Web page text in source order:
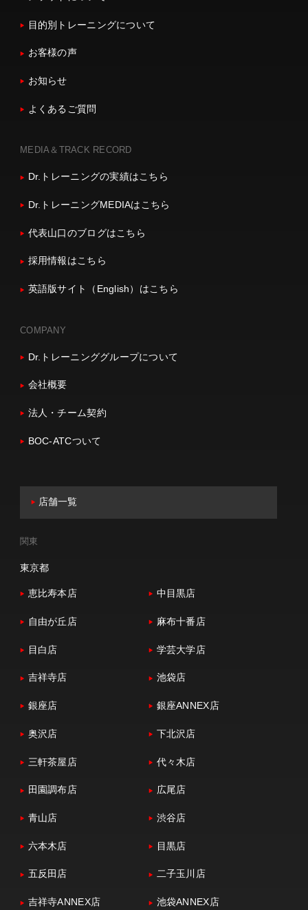
目的別トレーニングについて
お客様の声
お知らせ
よくあるご質問
MEDIA＆TRACK RECORD
Dr.トレーニングの実績はこちら
Dr.トレーニングMEDIAはこちら
代表山口のブログはこちら
採用情報はこちら
英語版サイト（English）はこちら
COMPANY
Dr.トレーニンググループについて
会社概要
法人・チーム契約
BOC-ATCついて
店舗一覧
関東
東京都
恵比寿本店 中目黒店
自由が丘店 麻布十番店
目白店 学芸大学店
吉祥寺店 池袋店
銀座店 銀座ANNEX店
奥沢店 下北沢店
三軒茶屋店 代々木店
田園調布店 広尾店
青山店 渋谷店
六本木店 目黒店
五反田店 二子玉川店
吉祥寺ANNEX店 池袋ANNEX店